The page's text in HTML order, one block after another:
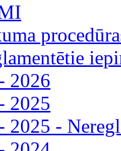
2026
2025
2025 -